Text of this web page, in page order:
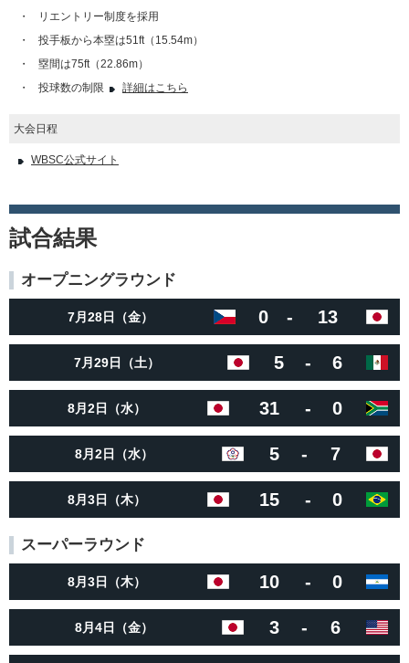
・
リエントリー制度を採用
・
投手板から本塁は51ft（15.54m）
・
塁間は75ft（22.86m）
・
投球数の制限 詳細はこちら
大会日程
WBSC公式サイト
試合結果
オープニングラウンド
7月28日（金） 0 - 13
7月29日（土） 5 - 6
8月2日（水） 31 - 0
8月2日（水） 5 - 7
8月3日（木） 15 - 0
スーパーラウンド
8月3日（木） 10 - 0
8月4日（金） 3 - 6